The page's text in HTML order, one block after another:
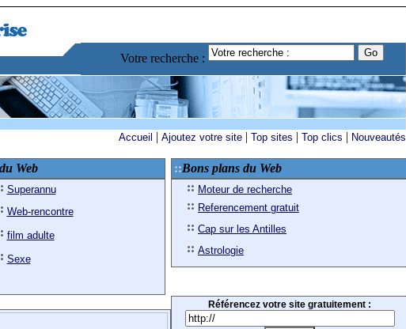
Votre recherche :
Accueil | Ajoutez votre site | Top sites | Top clics | Nouveautés
Web
Superannu
Web-rencontre
film adulte
Sexe
Bons plans du Web
Moteur de recherche
Referencement gratuit
Cap sur les Antilles
Astrologie
Référencez votre site gratuitement :